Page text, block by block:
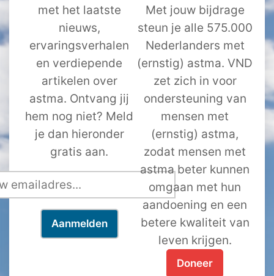
met het laatste
nieuws,
ervaringsverhalen
en verdiepende
artikelen over
astma. Ontvang jij
hem nog niet? Meld
je dan hieronder
gratis aan.
Met jouw bijdrage
steun je alle 575.000
Nederlanders met
(ernstig) astma. VND
zet zich in voor
ondersteuning van
mensen met
(ernstig) astma,
zodat mensen met
astma beter kunnen
omgaan met hun
aandoening en een
betere kwaliteit van
leven krijgen.
Doneer